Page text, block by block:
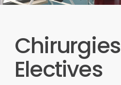
Chirurgies
Electives